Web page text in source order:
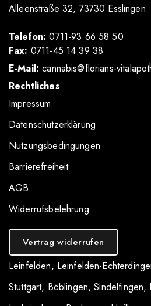
Alleenstraße 32, 73730 Esslingen
Telefon: 0711-93 66 58 50
Fax: 0711-45 14 39 38
E-Mail: cannabis@florians-
Rechtliches
Impressum
Datenschutzerklärung
Nutzungsbedingungen
Barrierefreiheit
AGB
Widerrufsbelehrung
Vertrag widerrufen
Leinfelden, Leinfelden-
Stuttgart, Böblingen,Sindelfingen,